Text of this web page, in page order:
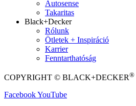
Autosense
Takaritas
Black+Decker
Rólunk
Ötletek + Inspiráció
Karrier
Fenntarthatóság
COPYRIGHT © BLACK+DECKER®
FacebookYouTube